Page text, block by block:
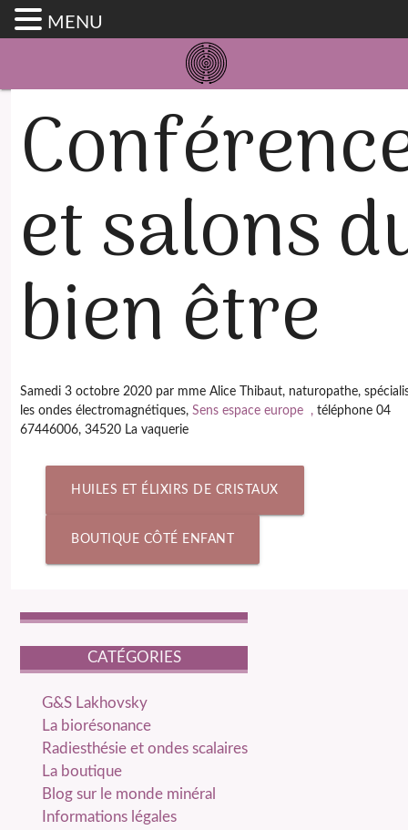
et salons
bien être
Samedi 3 octobre 2020 par mme Alice Thibaut, naturopathe,
les ondes électromagnétiques,Sens espace europe ,téléphone 04
67446006, 34520 La vaquerie
HUILES ET ÉLIXIRS DE CRISTAUX
BOUTIQUE CÔTÉ ENFANT
CATÉGORIES
catégories
G&S Lakhovsky
La biorésonance
Radiesthésie et ondes scalaires
La boutique
Blog sur le monde minéral
Informations légales
MENU